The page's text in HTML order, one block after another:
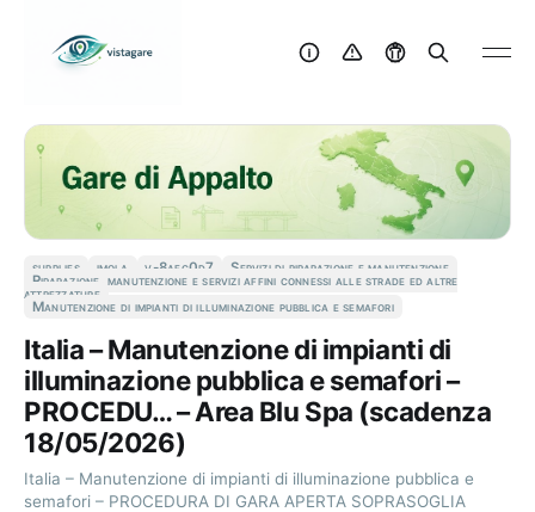
supplies imola v-8aec0d7 Servizi di riparazione e manutenzione
Riparazione, manutenzione e servizi affini connessi alle strade ed altre
attrezzature
Manutenzione di impianti di illuminazione pubblica e semafori
Italia – Manutenzione di impianti di
illuminazione pubblica e semafori –
PROCEDU… – Area Blu Spa (scadenza
18/05/2026)
Italia – Manutenzione di impianti di illuminazione pubblica e
semafori – PROCEDURA DI GARA APERTA SOPRASOGLIA